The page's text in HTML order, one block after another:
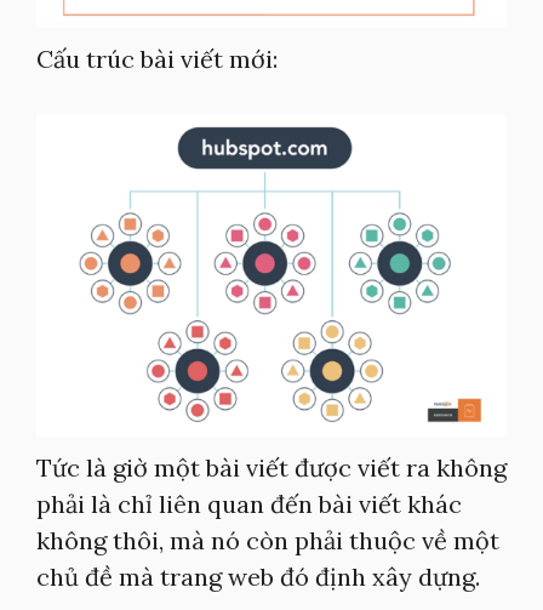
Cấu trúc bài viết mới:
Tức là giờ một bài viết được viết ra không
phải là chỉ liên quan đến bài viết khác
không thôi, mà nó còn phải thuộc về một
chủ đề mà trang web đó định xây dựng.